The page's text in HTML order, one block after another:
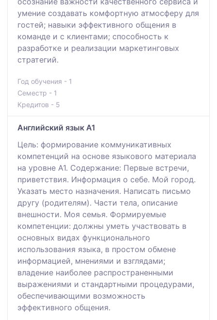
умение создавать комфортную атмосферу для
гостей; навыки эффективного общения в
команде и с клиентами; способность к
разработке и реализации маркетинговых
стратегий.
Год обучения - 1
Семестр - 1
Кредитов - 5
Английский язык A1
Цель: формирование коммуникативных
компетенций на основе языкового материала
на уровне А1. Содержание: Первые встречи,
приветствия. Информация о себе. Мой город.
Указать место назначения. Написать письмо
другу (родителям). Части тела, описание
внешности. Моя семья. Формируемые
компетенции: должны уметь участвовать в
основных видах функционального
использования языка, в простом обмене
информацией, мнениями и взглядами;
владение наиболее распространенными
выражениями и стандартными процедурами,
обеспечивающими возможность
эффективного общения.